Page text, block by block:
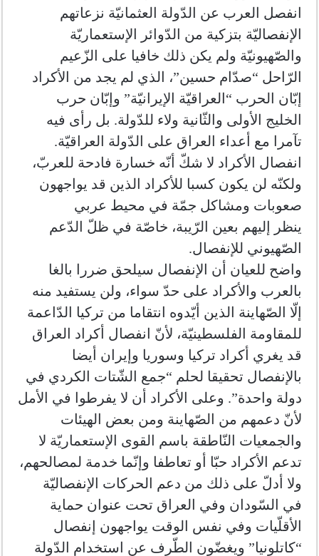
انفصل العرب عن الدّولة العثمانيّة نزعاتهم
الإنفصاليّة بتزكية من الدّوائر الإستعماريّة
والصّهيونيّة ولم يكن ذلك خافيا على الزّعيم
الرّاحل “صدّام حسين”، الذي لم يجد من الأكراد
إبّان الحرب “العراقيّة الإيرانيّة” وإبّان حرب
الخليج الأولى والثّانية ولاء للدّولة. بل رأى فيه
تآمرا مع أعداء العراق على الدّولة العراقيّة.
انفصال الأكراد لا شكّ أنّه خسارة فادحة للعربّ،
ولكنّه لن يكون كسبا للأكراد الذين قد يواجهون
صعوبات ومشاكل جمّة في محيط عربي
ينظر إليهم بعين الرّيبة، خاصّة في ظلّ الدّعم
الصّهيوني للإنفصال.
واضح للعيان أن الإنفصال سيلحق ضررا بالغا
بالعرب والأكراد على حدّ سواء، ولن يستفيد منه
إلّا الصّهاينة الذين أيّدوه انتقاما من تركيا الدّاعمة
للمقاومة الفلسطينيّة، لأنّ انفصال أكراد العراق
قد يغري أكراد تركيا وسوريا وإيران أيضا
بالإنفصال تحقيقا لحلم “جمع الشّتات الكردي في
دولة واحدة”. وعلى الأكراد أن لا يفرطوا في الأمل
لأنّ دعمهم من الصّهاينة ومن بعض الهيئات
والجمعيات النّاطقة باسم القوى الإستعماريّة لا
تدعم الأكراد حبّا أو تعاطفا وإنّما خدمة لمصالحهم،
ولا أدلّ على ذلك من دعم الحركات الإنفصاليّة
في السّودان وفي العراق تحت عنوان حماية
الأقلّيات وفي نفس الوقت يواجهون إنفصال
“كاتلونيا” ويغضّون الطّرف عن استخدام الدّولة